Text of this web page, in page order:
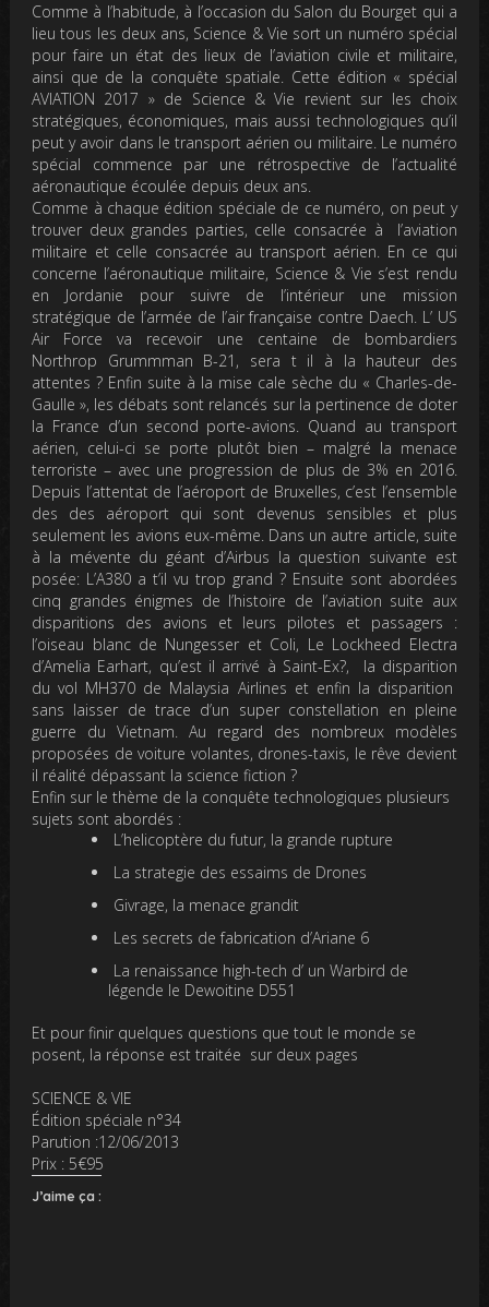
Comme à l’habitude, à l’occasion du Salon du Bourget qui a
lieu tous les deux ans, Science & Vie sort un numéro spécial
pour faire un état des lieux de l’aviation civile et militaire,
ainsi que de la conquête spatiale. Cette édition « spécial
AVIATION 2017 » de Science & Vie revient sur les choix
stratégiques, économiques, mais aussi technologiques qu’il
peut y avoir dans le transport aérien ou militaire. Le numéro
spécial commence par une rétrospective de l’actualité
aéronautique écoulée depuis deux ans.
Comme à chaque édition spéciale de ce numéro, on peut y
trouver deux grandes parties, celle consacrée à l’aviation
militaire et celle consacrée au transport aérien. En ce qui
concerne l’aéronautique militaire, Science & Vie s’est rendu
en Jordanie pour suivre de l’intérieur une mission
stratégique de l’armée de l’air française contre Daech. L’ US
Air Force va recevoir une centaine de bombardiers
Northrop Grummman B-21, sera t il à la hauteur des
attentes ? Enfin suite à la mise cale sèche du « Charles-de-
Gaulle », les débats sont relancés sur la pertinence de doter
la France d’un second porte-avions. Quand au transport
aérien, celui-ci se porte plutôt bien – malgré la menace
terroriste – avec une progression de plus de 3% en 2016.
Depuis l’attentat de l’aéroport de Bruxelles, c’est l’ensemble
des des aéroport qui sont devenus sensibles et plus
seulement les avions eux-même. Dans un autre article, suite
à la mévente du géant d’Airbus la question suivante est
posée: L’A380 a t’il vu trop grand ? Ensuite sont abordées
cinq grandes énigmes de l’histoire de l’aviation suite aux
disparitions des avions et leurs pilotes et passagers :
l’oiseau blanc de Nungesser et Coli, Le Lockheed Electra
d’Amelia Earhart, qu’est il arrivé à Saint-Ex?, la disparition
du vol MH370 de Malaysia Airlines et enfin la disparition
sans laisser de trace d’un super constellation en pleine
guerre du Vietnam. Au regard des nombreux modèles
proposées de voiture volantes, drones-taxis, le rêve devient
il réalité dépassant la science fiction ?
Enfin sur le thème de la conquête technologiques plusieurs
sujets sont abordés :
L’helicoptère du futur, la grande rupture
La strategie des essaims de Drones
Givrage, la menace grandit
Les secrets de fabrication d’Ariane 6
La renaissance high-tech d’ un Warbird de
légende le Dewoitine D551
Et pour finir quelques questions que tout le monde se
posent, la réponse est traitée sur deux pages
SCIENCE & VIE
Édition spéciale n°34
Parution :12/06/2013
Prix : 5€95
J’aime ça :